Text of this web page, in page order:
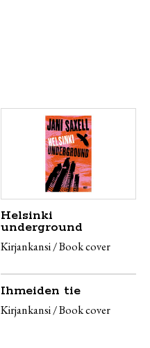
Helsinki
underground
Kirjankansi / Book cover
Ihmeiden tie
Kirjankansi / Book cover